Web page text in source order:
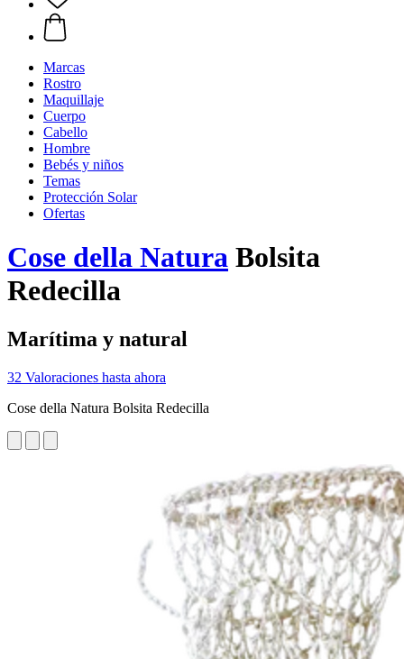
Marcas
Rostro
Maquillaje
Cuerpo
Cabello
Hombre
Bebés y niños
Temas
Protección Solar
Ofertas
Cose della Natura Bolsita
Redecilla
Marítima y natural
32 Valoraciones hasta ahora
Cose della Natura Bolsita Redecilla